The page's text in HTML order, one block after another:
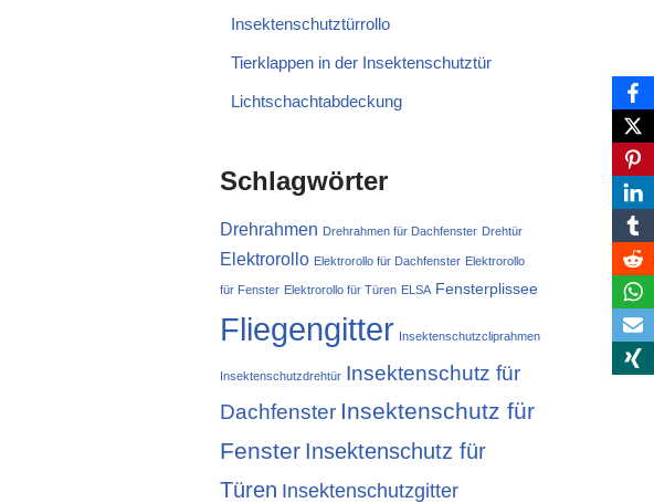
Insektenschutztürrollo
Tierklappen in der Insektenschutztür
Lichtschachtabdeckung
Schlagwörter
Drehrahmen Drehrahmen für Dachfenster Drehtür
Elektrorollo Elektrorollo für Dachfenster Elektrorollo
für Fenster Elektrorollo für Türen ELSA Fensterplissee
Fliegengitter Insektenschutzcliprahmen
Insektenschutzdrehtür Insektenschutz für
Dachfenster Insektenschutz für
Fenster Insektenschutz für
Türen Insektenschutzgitter